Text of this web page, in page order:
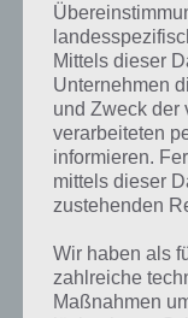
TIPPS & TRICKS
TIPPS)
PAUL STELZER -25.
[caption
Mittels dieser
Unternehmen
und Zweck der
verarbeiteten
informieren.
mittels dieser
zustehenden
Wir haben als
zahlreiche
Maßnahmen